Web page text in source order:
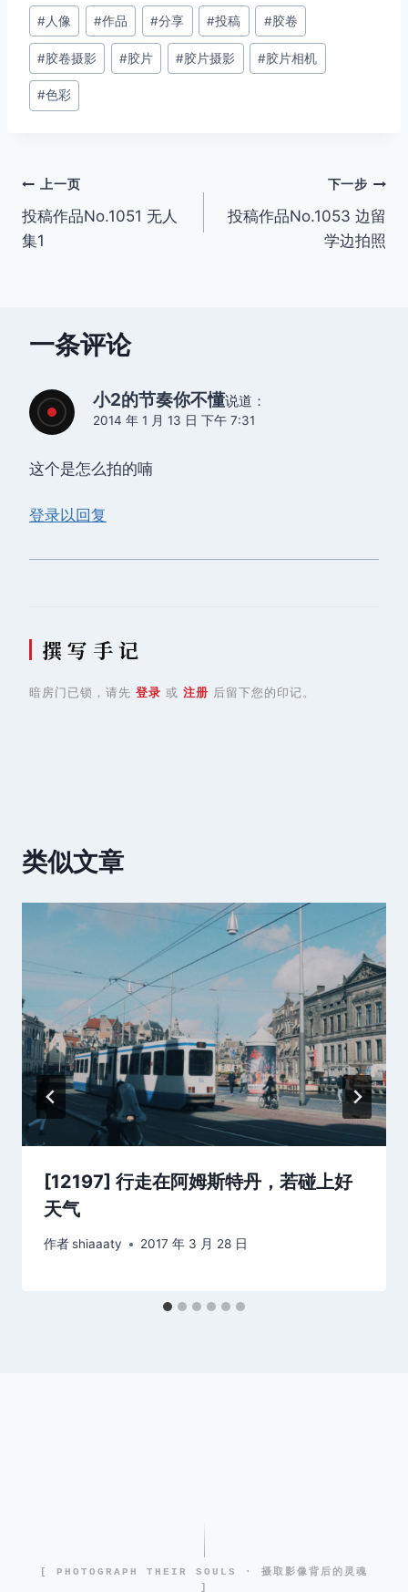
文
章
标
签：
#人像 #作品 #分享 #投稿 #胶卷
#胶卷摄影 #胶片 #胶片摄影 #胶片相机
#色彩
文
章
上一页
投稿作品No.1051 无人
集1
下一步
投稿作品No.1053 边留
学边拍照
一条评论
小2的节奏你不懂说道：
2014 年 1 月 13 日 下午 7:31
这个是怎么拍的喃
登录以回复
撰 写 手 记
暗房门已锁，请先 登录 或 注册 后留下您的印记。
类似文章
[12197] 行走在阿姆斯特丹，若碰上好
天气
作者shiaaaty 2017 年 3 月 28 日
[ PHOTOGRAPH THEIR SOULS · 摄取影像背后的灵魂
]